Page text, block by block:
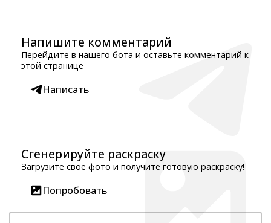
Напишите комментарий
Перейдите в нашего бота и оставьте комментарий к
этой странице
Написать
Сгенерируйте раскраску
Загрузите свое фото и получите готовую раскраску!
Попробовать